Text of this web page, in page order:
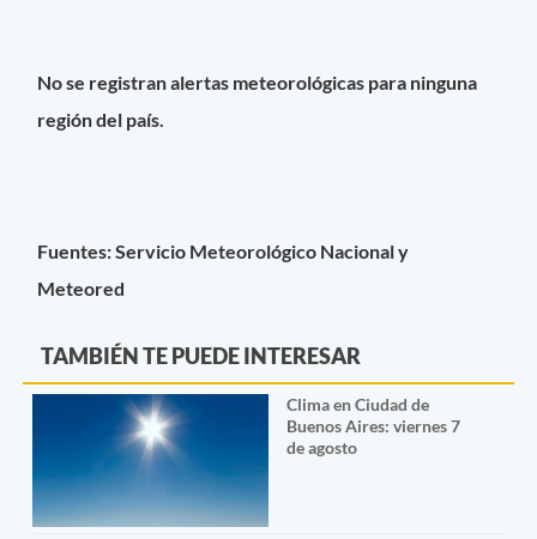
No se registran alertas meteorológicas para ninguna
región del país.
Fuentes: Servicio Meteorológico Nacional y
Meteored
TAMBIÉN TE PUEDE INTERESAR
Clima en Ciudad de
Buenos Aires: viernes 7
de agosto